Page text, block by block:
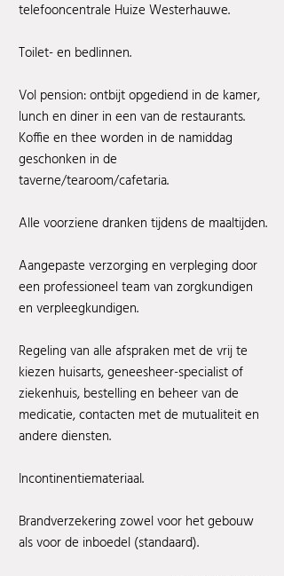
telefooncentrale Huize Westerhauwe.
Toilet- en bedlinnen.
Vol pension: ontbijt opgediend in de kamer,
lunch en diner in een van de restaurants.
Koffie en thee worden in de namiddag
geschonken in de
taverne/tearoom/cafetaria.
Alle voorziene dranken tijdens de maaltijden.
Aangepaste verzorging en verpleging door
een professioneel team van zorgkundigen
en verpleegkundigen.
Regeling van alle afspraken met de vrij te
kiezen huisarts, geneesheer-specialist of
ziekenhuis, bestelling en beheer van de
medicatie, contacten met de mutualiteit en
andere diensten.
Incontinentiemateriaal.
Brandverzekering zowel voor het gebouw
als voor de inboedel (standaard).